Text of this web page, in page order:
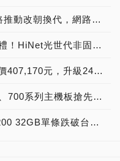
Wi-Fi 7來了！802.11be無線網路推動改朝換代，網路速度飆上46Gbps！TP-Link全球首發震撼登場！
玩家嗨翻！中華電信端午節送大禮！HiNet光世代非固定制與固定制大升速，300M用戶升級雙向300M/300M，500M用戶升級雙向500M/500M！
史上最強Mac Pro出爐！頂規報價407,170元，升級24核心Apple M2 Ultra處理器，76核心GPU，192GB記憶體，8TB SSD，搭配報價189,900元32吋6K等級6016x3384解析度Nano-texture玻璃Pro Display XDR顯示器大滿配，總價衝上597,160元！
釋放真正的潛力！微星Intel 600、700系列主機板搶先支援24GB、48GB記憶體模組，最大容量可擴充到192GB！
記憶體史上最大跳水！DDR4-3200 32GB單條跌破台幣2,000元！必恩威記憶體大哥帶頭殺，PNY DDR4-3200 32GB單條賣場報價1,999元！